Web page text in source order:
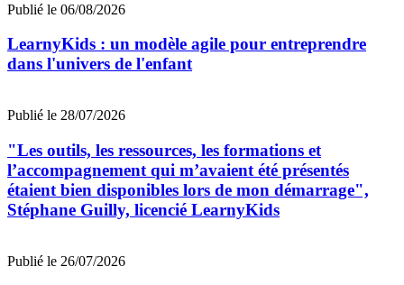
Publié le 06/08/2026
LearnyKids : un modèle agile pour entreprendre
dans l'univers de l'enfant
Publié le 28/07/2026
"Les outils, les ressources, les formations et
l’accompagnement qui m’avaient été présentés
étaient bien disponibles lors de mon démarrage",
Stéphane Guilly, licencié LearnyKids
Publié le 26/07/2026